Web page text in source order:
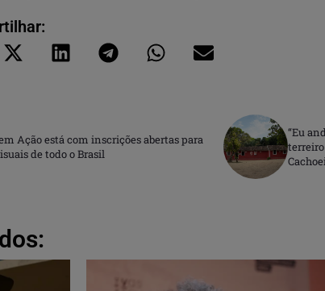
Ação está com inscrições abertas para
de todo o Brasil
“Eu